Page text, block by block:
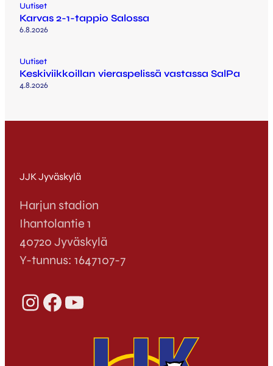
Uutiset
Karvas 2-1-tappio Salossa
6.8.2026
Uutiset
Keskiviikkoillan vieraspelissä vastassa SalPa
4.8.2026
JJK Jyväskylä
Harjun stadion
Ihantolantie 1
40720 Jyväskylä
Y-tunnus: 1647107-7
InstagramFacebook YouTube